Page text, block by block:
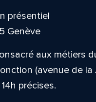
présentiel
Genève
aux métiers
(avenue de la
précises.